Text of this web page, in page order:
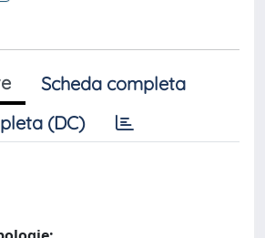
Scheda completa
(DC)